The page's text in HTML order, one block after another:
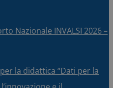
Nazionale INVALSI 2026 –
la didattica “Dati per la